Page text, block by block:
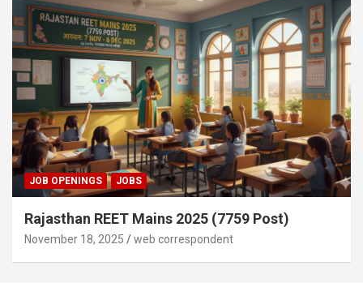
JOB OPENINGS JOBS
Rajasthan REET Mains 2025 (7759 Post)
November 18, 2025 web correspondent